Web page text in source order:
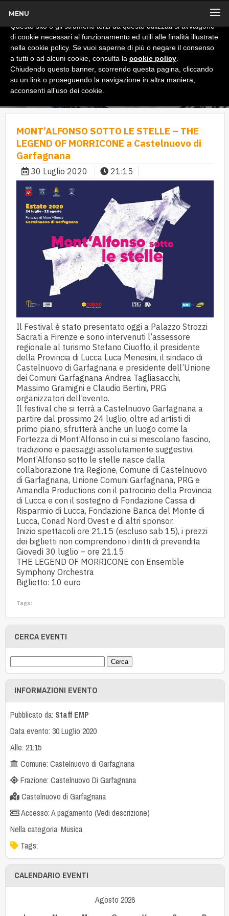
MENU
MONT’ALFONSO SOTTO LE STELLE – THE
LEGEND OF MORRICONE a Castelnuovo di
Garfagnana
30 Luglio 2020 21:15
Il Festival è stato presentato oggi a Palazzo Strozzi
Sacrati a Firenze e sono intervenuti l’assessore
regionale al turismo Stefano Ciuoffo, il presidente
della Provincia di Lucca Luca Menesini, il sindaco di
Castelnuovo di Garfagnana e presidente dell’Unione
dei Comuni Garfagnana Andrea Tagliasacchi,
Massimo Gramigni e Claudio Bertini, PRG
organizzatori dell’evento.
Il festival che si terrà a Castelnuovo Garfagnana a
partire dal prossimo 24 luglio, oltre ad artisti di
primo piano, sfrutterà anche un luogo come la
Fortezza di Mont’Alfonso in cui si mescolano fascino,
tradizione e paesaggi assolutamente suggestivi.
Mont’Alfonso sotto le stelle nasce dalla
collaborazione tra Regione, Comune di Castelnuovo
di Garfagnana, Unione Comuni Garfagnana, PRG e
Amandla Productions con il patrocinio della Provincia
di Lucca e con il sostegno di Fondazione Cassa di
Risparmio di Lucca, Fondazione Banca del Monte di
Lucca, Conad Nord Ovest e di altri sponsor.
Inizio spettacoli ore 21.15 (escluso sab 15), i prezzi
dei biglietti non comprendono i diritti di prevendita
Giovedì 30 luglio – ore 21.15
THE LEGEND OF MORRICONE con Ensemble
Symphony Orchestra
Biglietto: 10 euro
Tags:
CERCA EVENTI
INFORMAZIONI EVENTO
Pubblicato da: Staff EMP
Data evento: 30 Luglio 2020
Alle: 21:15
Comune: Castelnuovo di Garfagnana
Frazione: Castelnuovo Di Garfagnana
Castelnuovo di Garfagnana
Accesso: A pagamento (Vedi descrizione)
Nella categoria: Musica
Tags:
CALENDARIO EVENTI
Agosto 2026
x
Informativa
Questo sito o gli strumenti terzi da questo utilizzati si avvalgono
di cookie necessari al funzionamento ed utili alle finalità illustrate
nella cookie policy. Se vuoi saperne di più o negare il consenso
a tutti o ad alcuni cookie, consulta la cookie policy
Chiudendo questo banner, scorrendo questa pagina, cliccando
su un link o proseguendo la navigazione in altra maniera,
acconsenti all’uso dei cookie.